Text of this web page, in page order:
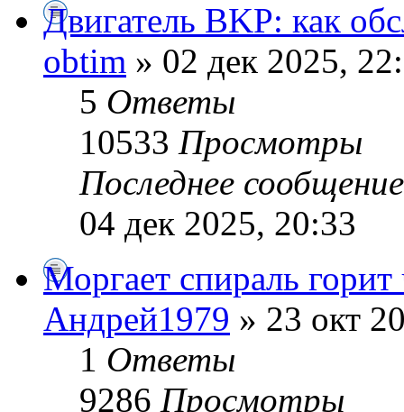
Двигатель BKP: как
obtim » 02 дек 2025,
5 Ответы
10533 Просмотры
Последнее
04 дек 2025, 20:33
Моргает спираль горит
Андрей1979 » 23 окт
1 Ответы
9286 Просмотры